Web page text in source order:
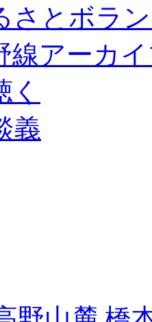
さとボラ
線アーカ
義